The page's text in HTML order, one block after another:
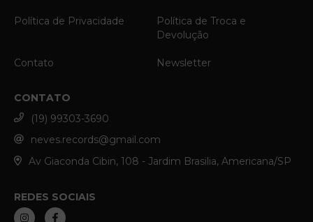
Política de Privacidade
Política de Troca e
Devolução
Contato Newsletter
CONTATO
(19) 99303-3690
neves.records@gmail.com
Av Giaconda Cibin, 108 - Jardim Brasilia, Americana/SP
REDES SOCIAIS